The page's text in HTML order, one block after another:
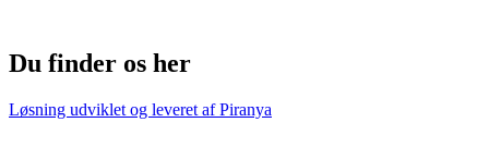
Du finder os her
Løsning udviklet og leveret afPiranya